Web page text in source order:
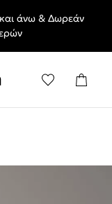
τιμές που θες.
άνω & Δωρεάν